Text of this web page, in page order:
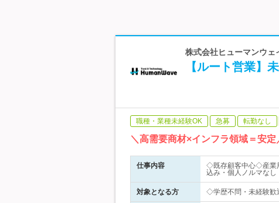
株式会社ヒューマンウ
【ルート営業】
職種・業種未経験OK 急募 転勤なし
＼高需要商材×インフラ領域＝安
仕事内容
◇既存顧客中心◇産業
込み・個人ノルマなし
対象となる方 ◇学歴不問・未経験歓